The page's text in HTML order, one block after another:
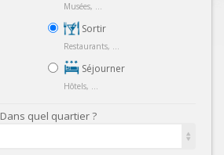
Musées, ...
Sortir
Restaurants, ...
Séjourner
Hôtels, ...
Dans quel quartier ?